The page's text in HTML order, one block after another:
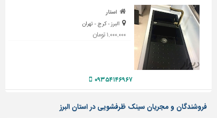
سرویس
بهداشتی
ابزار،یراق
و
ماشین
آلات
سازی
استار
البرز - کرج - تهران
۱,۰۰۰,۰۰۰ تومان
۰۹۳۵۴۱۴۶۹۶۷
فروشندگان و مجریان سینک ظرفشویی در استان البرز